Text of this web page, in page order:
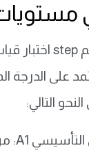
على الدرجة
التالي: